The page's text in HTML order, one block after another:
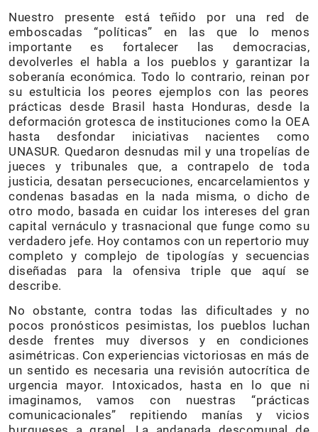
Nuestro presente está teñido por una red de
emboscadas “políticas” en las que lo menos
importante es fortalecer las democracias,
devolverles el habla a los pueblos y garantizar la
soberanía económica. Todo lo contrario, reinan por
su estulticia los peores ejemplos con las peores
prácticas desde Brasil hasta Honduras, desde la
deformación grotesca de instituciones como la OEA
hasta desfondar iniciativas nacientes como
UNASUR. Quedaron desnudas mil y una tropelías de
jueces y tribunales que, a contrapelo de toda
justicia, desatan persecuciones, encarcelamientos y
condenas basadas en la nada misma, o dicho de
otro modo, basada en cuidar los intereses del gran
capital vernáculo y trasnacional que funge como su
verdadero jefe. Hoy contamos con un repertorio muy
completo y complejo de tipologías y secuencias
diseñadas para la ofensiva triple que aquí se
describe.
No obstante, contra todas las dificultades y no
pocos pronósticos pesimistas, los pueblos luchan
desde frentes muy diversos y en condiciones
asimétricas. Con experiencias victoriosas en más de
un sentido es necesaria una revisión autocrítica de
urgencia mayor. Intoxicados, hasta en lo que ni
imaginamos, vamos con nuestras “prácticas
comunicacionales” repitiendo manías y vicios